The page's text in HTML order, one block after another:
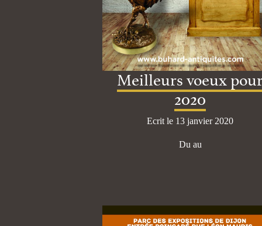
Meilleurs voeux
2020
Ecrit le 13 janvier 2020
Du au